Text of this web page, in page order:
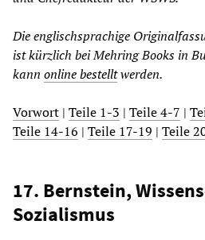
Die englischsprachige
ist kürzlich bei Mehring Books in
kann online bestelltwerden.
Vorwort | Teile 1-3 | Teile 4-7 |
Teile 14-16 | Teile 17-19 | Teile
17. Bernstein,
Sozialismus